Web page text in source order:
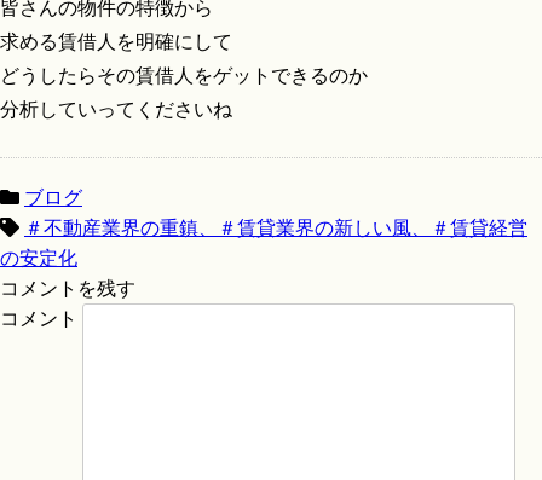
皆さんの物件の特徴から
求める賃借人を明確にして
どうしたらその賃借人をゲットできるのか
分析していってくださいね
ブログ
＃不動産業界の重鎮、＃賃貸業界の新しい風、＃賃貸経営
の安定化
コメントを残す
コメント